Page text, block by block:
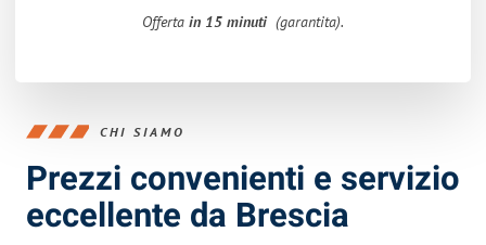
Offerta in 15 minuti (garantita).
CHI SIAMO
Prezzi convenienti e servizio
eccellente da Brescia